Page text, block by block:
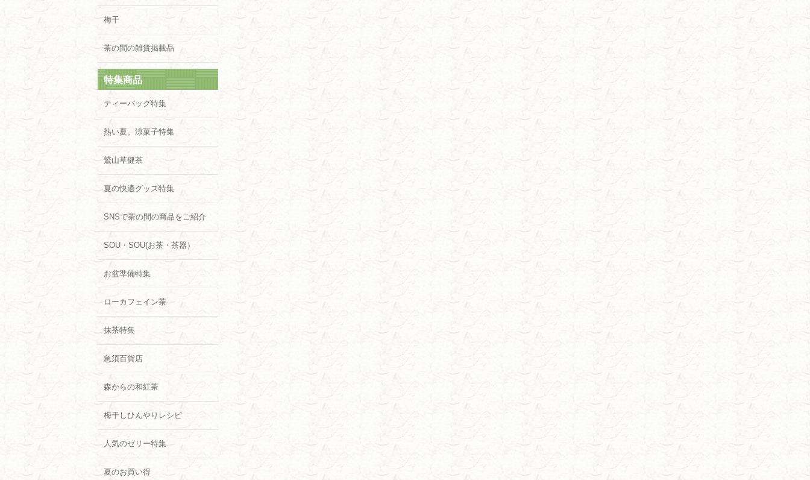
梅干
茶の間の雑貨掲載品
特集商品
ティーバッグ特集
熱い夏。涼菓子特集
鷲山草健茶
夏の快適グッズ特集
SNSで茶の間の商品をご紹介
SOU・SOU(お茶・茶器）
お盆準備特集
ローカフェイン茶
抹茶特集
急須百貨店
森からの和紅茶
梅干しひんやりレシピ
人気のゼリー特集
夏のお買い得